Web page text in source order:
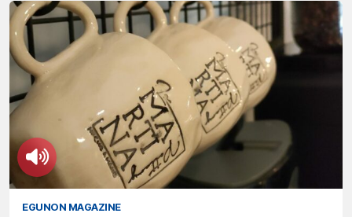
EGUNON MAGAZINE